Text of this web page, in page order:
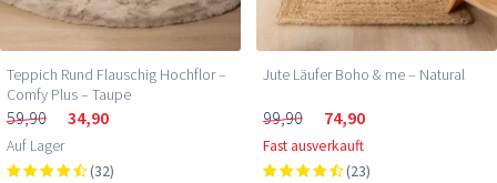
Teppich Rund Flauschig Hochflor –
Comfy Plus – Taupe
59,90 34,90
Auf Lager
(32)
Jute Läufer Boho & me – Natural
99,90 74,90
Fast ausverkauft
(23)